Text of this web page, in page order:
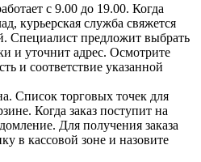
с 9.00 до 19.00. Когда
курьерская служба свяжется
Специалист предложит выбрать
и уточнит адрес. Осмотрите
и соответствие указанной
Список торговых точек для
Когда заказ поступит на
Для получения заказа
в кассовой зоне и назовите